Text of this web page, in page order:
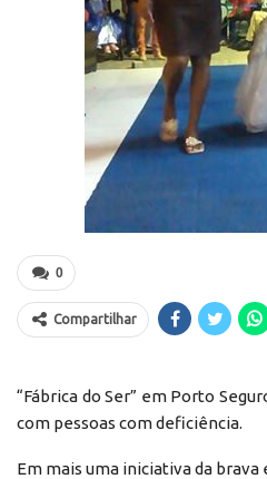
0
Compartilhar
“Fábrica do Ser” em Porto
com pessoas com deficiência.
Em mais uma iniciativa da